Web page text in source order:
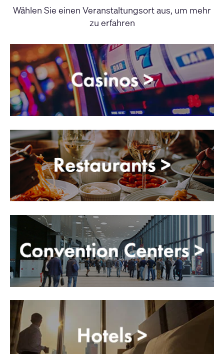
Wählen Sie einen Veranstaltungsort aus, um mehr
zu erfahren